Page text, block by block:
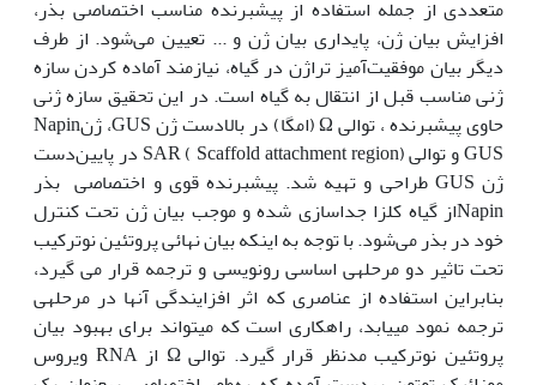
متعددی از جمله استفاده از پیشبرنده مناسب اختصاصی بذر،
افزایش بیان ژن، پایداری بیان ژن و ... تعیین می‌شود. از طرف
دیگر بیان موفقیت‌آمیز تراژن در گیاه، نیازمند آماده کردن سازه
ژنی مناسب قبل از انتقال به گیاه است. در این تحقیق سازه ژنی
حاوی پیشبرنده Napin‫، توالی Ω (امگا) در بالادست ژن GUS، ژن
GUS و توالی SAR ( Scaffold attachment region) در پایین‌دست
ژن GUS طراحی و تهیه شد. پیشبرنده قوی و اختصاصی بذر
Napinاز گیاه کلزا جداسازی شده و موجب بیان ژن تحت کنترل
خود در بذر می‌شود. با توجه به اینکه بیان نهائی پروتئین نوترکیب
تحت تاثیر دو مرحله­ی اساسی رونویسی و ترجمه قرار می گیرد،
بنابراین استفاده از عناصری که اثر افزایندگی آن­ها در مرحله­ی
ترجمه نمود می­یابد، راه‫کاری است که می­تواند برای بهبود بیان
پروتئین نوترکیب مد­نظر قرار گیرد. توالی Ω از RNA ویروس